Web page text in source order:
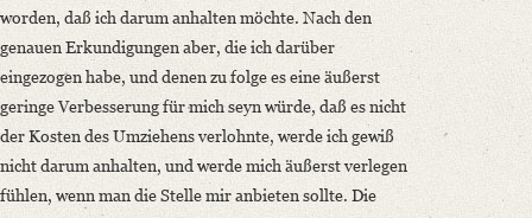
worden, daß ich darum anhalten möchte. Nach den
genauen Erkundigungen aber, die ich darüber
eingezogen habe, und denen zu folge es eine äußerst
geringe Verbesserung für mich seyn würde, daß es nicht
der Kosten des Umziehens verlohnte, werde ich gewiß
nicht darum anhalten, und werde mich äußerst verlegen
fühlen, wenn man die Stelle mir anbieten sollte. Die